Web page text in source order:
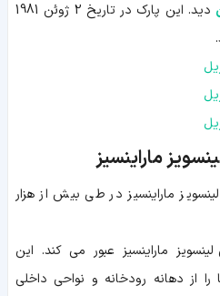
دید. این پارک در تاریخ 2 ژوئن 1981
ماراینسیز
ماراینسیز در طی بیش از هزار
ماراینسیز عبور می کند. این
از دهانه رودخانه و نواحی داخلی